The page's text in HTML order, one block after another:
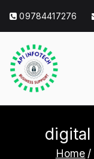
content
09784417276
digital
Home